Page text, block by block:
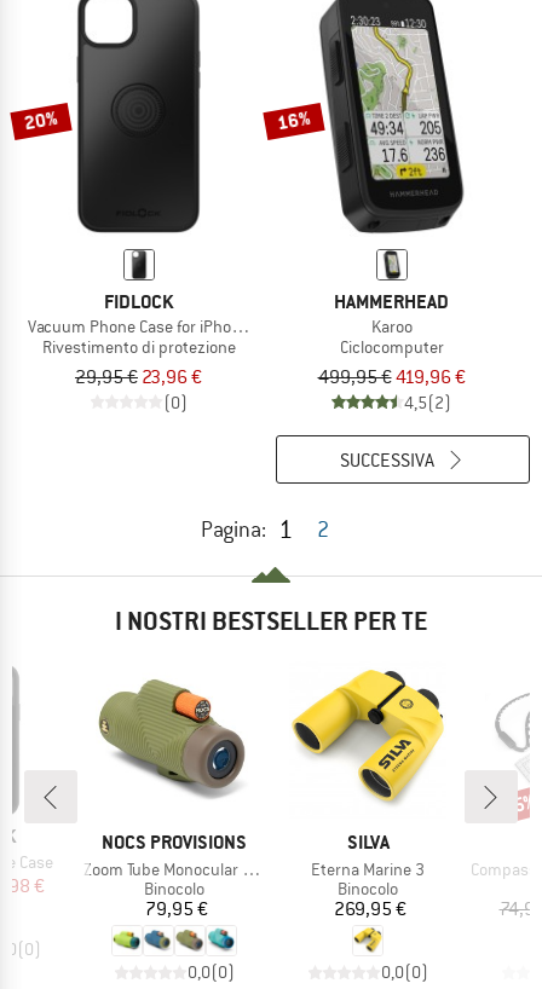
20%
FIDLOCK
Vacuum Phone Case for iPhone 14 Plus
Rivestimento di protezione
29,95 € 23,96 €
(0)
16%
HAMMERHEAD
Karoo
Ciclocomputer
499,95 €419,96 €
4,5(2)
Pagina: 1 2
SUCCESSIVA
I NOSTRI BESTSELLER PER TE
Case
ridotto
€
(0)
MARCHIO
NOCS PROVISIONS
Articolo
Zoom Tube Monocular 32mm
Gruppo di prodotti
Binocolo
Prezzo
79,95 €
0,0(0)
MARCHIO
SILVA
Articolo
Eterna Marine 3
Gruppo di prodotti
Binocolo
Prezzo
269,95 €
0,0(0)
Articolo
Compass
5%